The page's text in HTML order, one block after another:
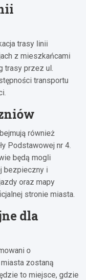
trasy linii
z mieszkańcami
trasy przez ul.
transportu
również
Podstawowej nr 4.
będą mogli
bezpieczny i
oraz mapy
stronie miasta.
dla
o
zostaną
to miejsce, gdzie